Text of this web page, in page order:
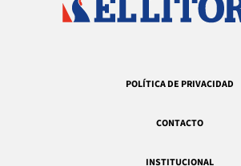
POLÍTICA DE PRIVACIDAD
CONTACTO
INSTITUCIONAL